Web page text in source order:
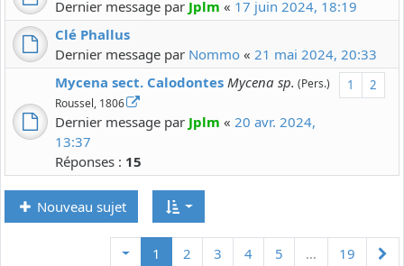
Dernier message par Jplm « 17 juin 2024, 18:19
Clé Phallus
Dernier message par Nommo « 21 mai 2024, 20:33
1 2
Mycena sect. Calodontes Mycena sp. (Pers.)
Roussel, 1806
Dernier message par Jplm « 20 avr. 2024,
13:37
Réponses : 15
Nouveau sujet
1 2 3 4 5 … 19